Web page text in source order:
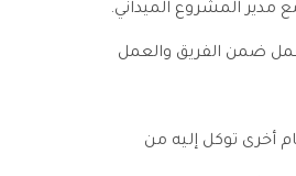
مدير المشروع الميداني.
ضمن الفريق والعمل
أخرى توكل إليه من